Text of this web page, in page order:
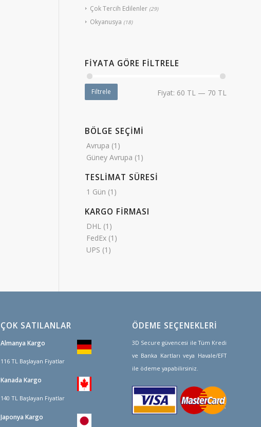
Çok Tercih Edilenler (29)
Okyanusya (18)
FIYATA GÖRE FILTRELE
Filtrele Fiyat: 60 TL — 70 TL
BÖLGE SEÇİMİ
Avrupa (1)
Güney Avrupa (1)
TESLİMAT SÜRESİ
1 Gün (1)
KARGO FİRMASI
DHL (1)
FedEx (1)
UPS (1)
ÇOK SATILANLAR
Almanya Kargo
116 TL Başlayan Fiyatlar
Kanada Kargo
140 TL Başlayan Fiyatlar
Japonya Kargo
ÖDEME SEÇENEKLERİ
3D Secure güvencesi ile Tüm Kredi
ve Banka Kartları veya Havale/EFT
ile ödeme yapabilirsiniz.